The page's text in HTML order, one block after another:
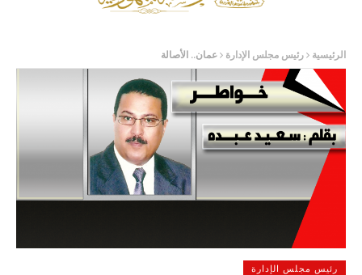
الرئيسية رئيس مجلس الإدارة عمان.. الأصالة
رئيس مجلس الإدارة